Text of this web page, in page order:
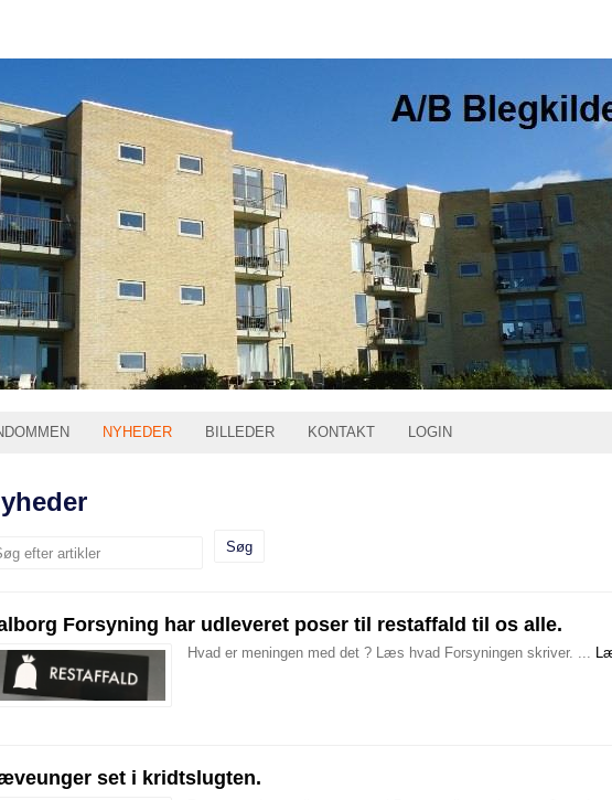
NYHEDER BILLEDER KONTAKT LOGIN
efter artikler
Forsyning har udleveret poser til restaffald til os alle.
Hvad er meningen med det ? Læs hvad Forsyningen skriver. ...
set i kridtslugten.